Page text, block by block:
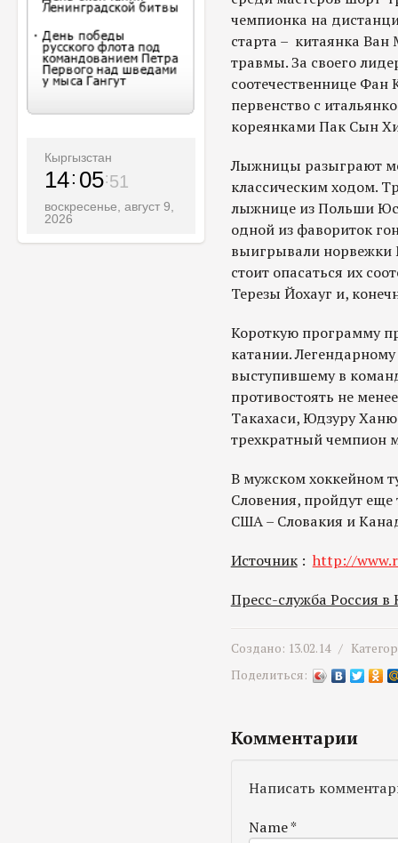
Кыргызстан
14 05 53
воскресенье, август 9,
2026
чемпионка на
старта – китаянка Ван
травмы. За своего
соотечественнице Фан
первенство с
кореянками Пак Сын
Лыжницы разыграют
классическим ходом.
лыжнице из Польши
одной из фавориток
выигрывали норвежки
стоит опасаться их
Терезы Йохауг и,
Короткую программу
катании.
выступившему в
противостоять не
Такахаси, Юдзуру
трехкратный чемпион
В мужском хоккейном
Словения, пройдут
США – Словакия и
Источник: http://
Пресс-служба Россия в
Создано: 13.02.14 /
Поделиться:
Комментарии
Написать
Name*